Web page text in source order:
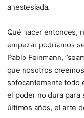
anestesiada.
Qué hacer entonces,
empezar podríamos
Pablo Feinmann,
que nosotros
sofocantemente todo
el poder no dura para
últimos años, el arte